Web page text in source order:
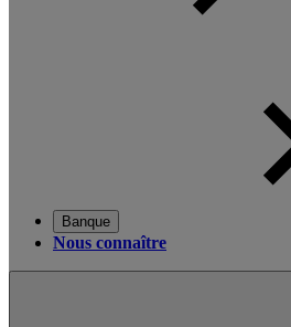
Banque
Nous connaître